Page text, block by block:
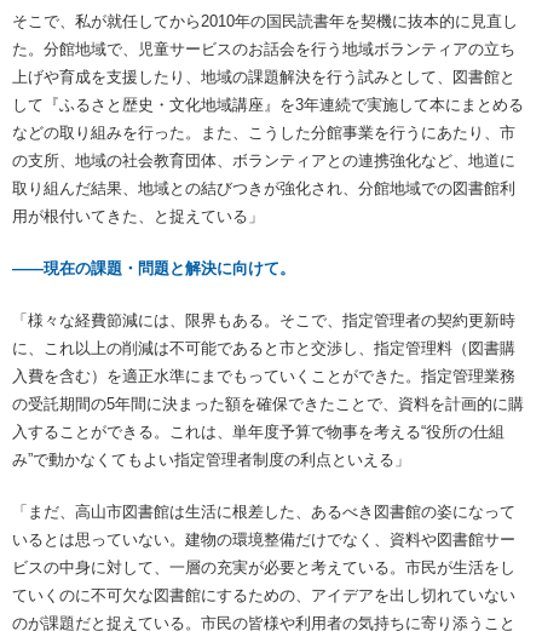
そこで、私が就任してから2010年の国民読書年を契機に抜本的に見直し
た。分館地域で、児童サービスのお話会を行う地域ボランティアの立ち
上げや育成を支援したり、地域の課題解決を行う試みとして、図書館と
して『ふるさと歴史・文化地域講座』を3年連続で実施して本にまとめる
などの取り組みを行った。また、こうした分館事業を行うにあたり、市
の支所、地域の社会教育団体、ボランティアとの連携強化など、地道に
取り組んだ結果、地域との結びつきが強化され、分館地域での図書館利
用が根付いてきた、と捉えている」
――現在の課題・問題と解決に向けて。
「様々な経費節減には、限界もある。そこで、指定管理者の契約更新時
に、これ以上の削減は不可能であると市と交渉し、指定管理料（図書購
入費を含む）を適正水準にまでもっていくことができた。指定管理業務
の受託期間の5年間に決まった額を確保できたことで、資料を計画的に購
入することができる。これは、単年度予算で物事を考える“役所の仕組
み”で動かなくてもよい指定管理者制度の利点といえる」
「まだ、高山市図書館は生活に根差した、あるべき図書館の姿になって
いるとは思っていない。建物の環境整備だけでなく、資料や図書館サー
ビスの中身に対して、一層の充実が必要と考えている。市民が生活をし
ていくのに不可欠な図書館にするための、アイデアを出し切れていない
のが課題だと捉えている。市民の皆様や利用者の気持ちに寄り添うこと